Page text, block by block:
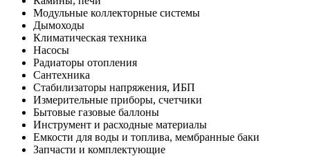
Модульные коллекторные системы
Дымоходы
Климатическая техника
Насосы
Радиаторы отопления
Сантехника
Стабилизаторы напряжения, ИБП
Измерительные приборы, счетчики
Бытовые газовые баллоны
Инструмент и расходные материалы
Емкости для воды и топлива, мембранные баки
Запчасти и комплектующие